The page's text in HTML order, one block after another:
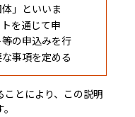
」といいま
を通じて申
の申込みを行
事項を定める
ことにより、この説明